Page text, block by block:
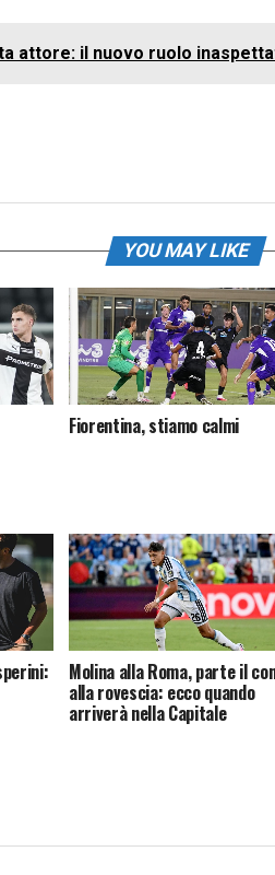
attore: il nuovo ruolo
YOU MAY LIKE
Fiorentina, stiamo calmi
Molina alla Roma, parte il
alla rovescia: ecco quando
arriverà nella Capitale